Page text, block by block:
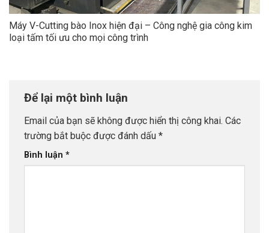
Máy V-Cutting bào Inox hiện đại – Công nghệ gia công kim
loại tấm tối ưu cho mọi công trình
Để lại một bình luận
Email của bạn sẽ không được hiển thị công khai. Các
trường bắt buộc được đánh dấu *
Bình luận *